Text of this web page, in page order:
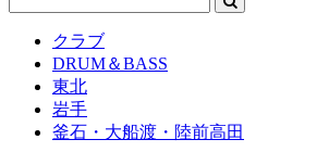
クラブ
DRUM＆BASS
東北
岩手
釜石・大船渡・陸前高田